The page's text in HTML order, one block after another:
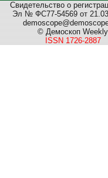
Свидетельство о
Эл № ФС77-54569 от
© Демоскоп Weekly
ISSN 1726-2887